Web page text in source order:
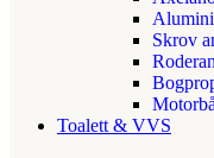
Skrov
Toalett & VVS